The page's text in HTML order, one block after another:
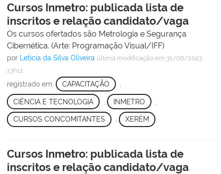
Cursos Inmetro: publicada lista de
inscritos e relação candidato/vaga
Os cursos ofertados são Metrologia e Segurança
Cibernética. (Arte: Programação Visual/IFF)
por Leticia da Silva Oliveira última modificação em 31/08/2023
13h11
registrado em: CAPACITAÇÃO
CIÊNCIA E TECNOLOGIA INMETRO
CURSOS CONCOMITANTES , XERÉM
Cursos Inmetro: publicada lista de
inscritos e relação candidato/vaga